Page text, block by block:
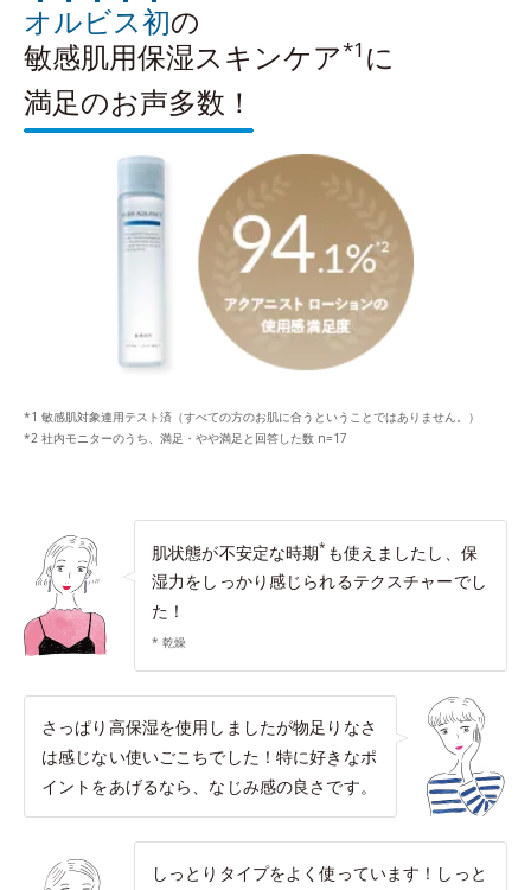
オルビス初の
敏感肌用保湿スキンケア*1 に
満足のお声多数！
*1 敏感肌対象連用テスト済（すべての方のお肌に合うということではありません。）
*2 社内モニターのうち、満足・やや満足と回答した数 n=17
肌状態が不安定な時期* も使えましたし、保
湿力をしっかり感じられるテクスチャーでし
た！
* 乾燥
さっぱり高保湿を使用しましたが物足りなさ
は感じない使いごこちでした！特に好きなポ
イントをあげるなら、なじみ感の良さです。
しっとりタイプをよく使っています！しっと